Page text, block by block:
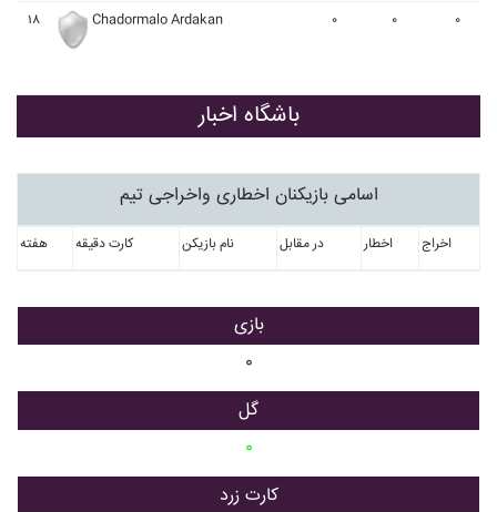
۱۸ Chadormalo Ardakan ۰ ۰ ۰
باشگاه اخبار
اسامی بازیکنان اخطاری واخراجی تیم
هفته کارت دقیقه نام بازیکن در مقابل اخطار اخراج
بازی
۰
گل
۰
کارت زرد